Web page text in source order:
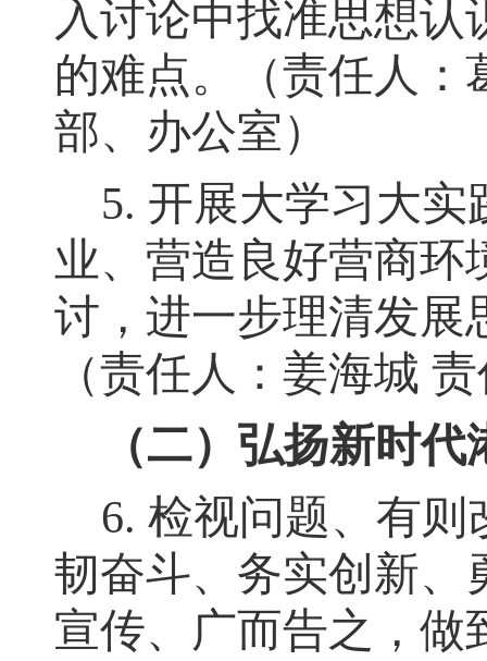
入讨论中找准思想
的难点。（责任人：
部、办公室）
5. 开展大学习大实
业、营造良好营商环
讨 ， 进一步理清发展
（责任人：姜海城
（二）弘扬新时
6. 检视问题、有则
韧奋斗、务实创新、
宣传、广而告之，做